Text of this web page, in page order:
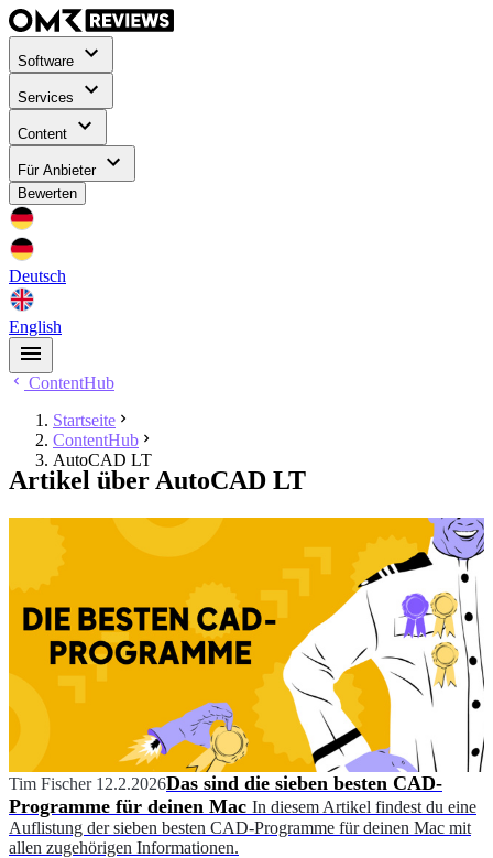
Software
Services
Content
Für Anbieter
Bewerten
Deutsch
English
ContentHub
Startseite
ContentHub
AutoCAD LT
Artikel über AutoCAD LT
Tim Fischer 12.2.2026Das sind die sieben besten CAD-
Programme für deinen Mac In diesem Artikel findest du eine
Auflistung der sieben besten CAD-Programme für deinen Mac mit
allen zugehörigen Informationen.